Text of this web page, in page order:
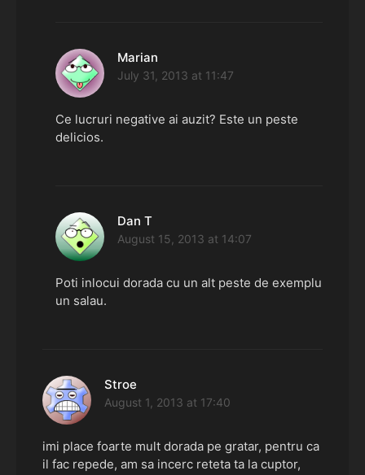
Marian
July 31, 2013 at 11:47
Ce lucruri negative ai auzit? Este un peste
delicios.
Dan T
August 15, 2013 at 14:07
Poti inlocui dorada cu un alt peste de exemplu
un salau.
Stroe
August 1, 2013 at 17:40
imi place foarte mult dorada pe gratar, pentru ca
il fac repede, am sa incerc reteta ta la cuptor,